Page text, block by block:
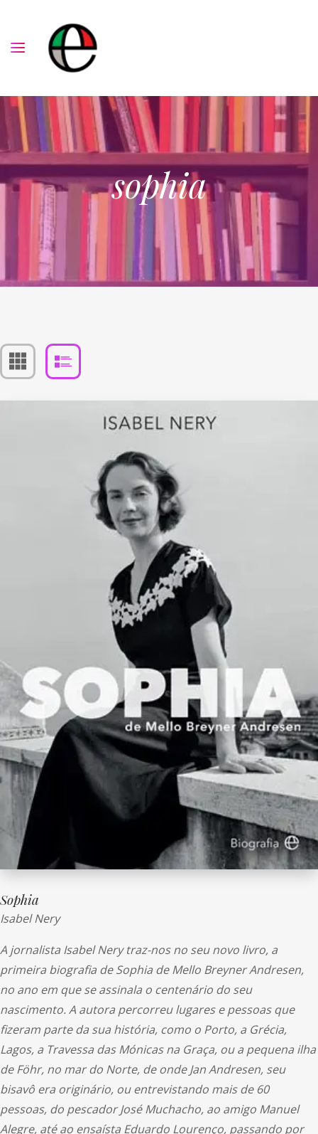
sophia
Sophia
Isabel Nery
A jornalista Isabel Nery traz-nos no seu novo livro, a
primeira biografia de Sophia de Mello Breyner Andresen,
no ano em que se assinala o centenário do seu
nascimento. A autora percorreu lugares e pessoas que
fizeram parte da sua história, como o Porto, a Grécia,
Lagos, a Travessa das Mónicas na Graça, ou a pequena ilha
de Föhr, no mar do Norte, de onde Jan Andresen, seu
bisavô era originário, ou entrevistando mais de 60
pessoas, do pescador José Muchacho, ao amigo Manuel
Alegre, até ao ensaísta Eduardo Lourenço, passando por